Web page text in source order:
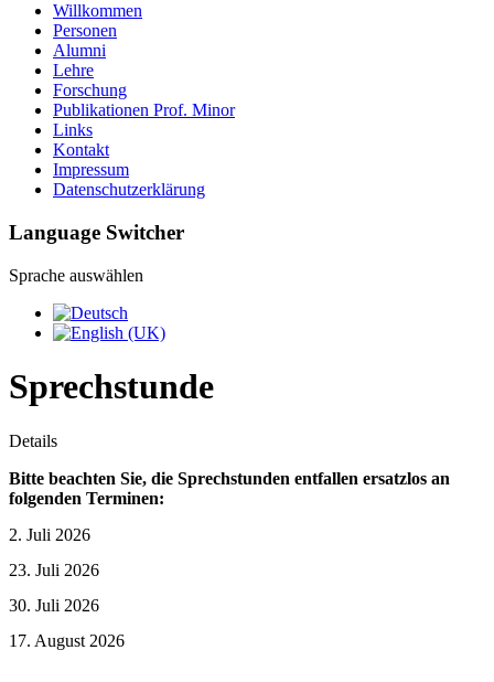
Willkommen
Personen
Alumni
Lehre
Forschung
Publikationen Prof. Minor
Links
Kontakt
Impressum
Datenschutzerklärung
Language Switcher
Sprache auswählen
Sprechstunde
Details
Bitte beachten Sie, die Sprechstunden entfallen ersatzlos an
folgenden Terminen:
2. Juli 2026
23. Juli 2026
30. Juli 2026
17. August 2026